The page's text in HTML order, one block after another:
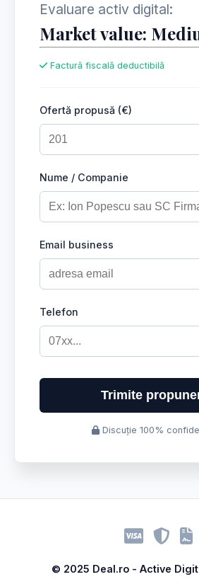
Evaluare activ digital:
Market value:
Factură fiscală deductibilă
Ofertă propusă (€)
Nume / Companie
Email business
Telefon
Trimite
Discuție 100%
© 2025 Deal.ro - Active